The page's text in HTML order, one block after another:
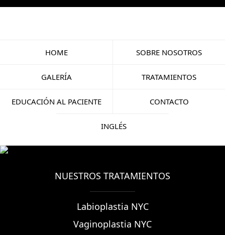
HOME SOBRE NOSOTROS
GALERÍA TRATAMIENTOS
EDUCACIÓN AL PACIENTE CONTACTO
INGLÉS
NUESTROS TRATAMIENTOS
Labioplastia NYC
Vaginoplastia NYC